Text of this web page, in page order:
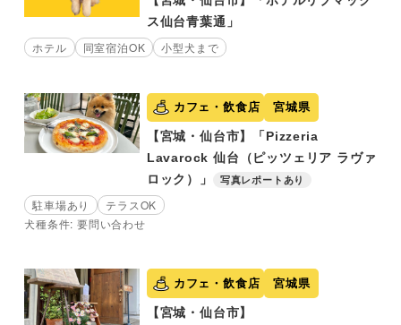
ス仙台青葉通」
ホテル 同室宿泊OK 小型犬まで
カフェ・飲食店 宮城県
【宮城・仙台市】「Pizzeria
Lavarock 仙台（ピッツェリア ラヴァ
ロック）」
写真レポートあり
駐車場あり
テラスOK
犬種条件: 要問い合わせ
カフェ・飲食店 宮城県
【宮城・仙台市】